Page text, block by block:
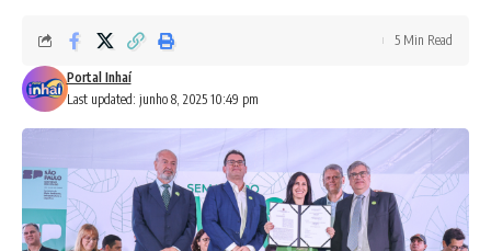
Last updated: junho 8, 2025 10:49 pm
Portal Inhaí
5 Min Read